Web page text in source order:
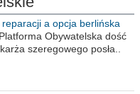
a opcja berlińska
Obywatelska dość
szeregowego posła..